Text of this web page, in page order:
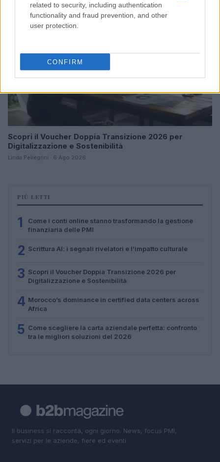
related to security, including authentication
functionality and fraud prevention, and other
user protection.
CONFIRM
Scopri il Voucher Doppia Transizione 2026 per
Digitalizzazione e Sostenibilità
Linda Pellegrini · 6 Ago 2026
PIÙ LETTI
1
Come i conti online stanno trasformando la gestione
finanziaria delle PMI
2 Scrittura AI: i segnali rivelatori e l’impatto culturale
3 Scopri il Voucher Doppia Transizione 2026 per
Digitalizzazione e Sostenibilità
4 Morocco’s dominance in certified data centers across
Africa
5 Come scegliere la carta aziendale perfetta: confronto
tra le migliori soluzioni del 2026
Il business si racconta, ogni giorno. News, focus PMI,
servizi per le aziende, fiere ed eventi.